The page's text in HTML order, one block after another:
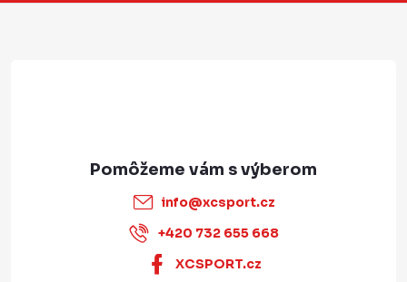
info@xcsport.cz
+420 732 655 668
XCSPORT.cz